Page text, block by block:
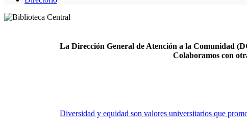
La Dirección General de Atención a la Comunidad
Colaboramos con
Diversidad y equidad son valores universitarios que